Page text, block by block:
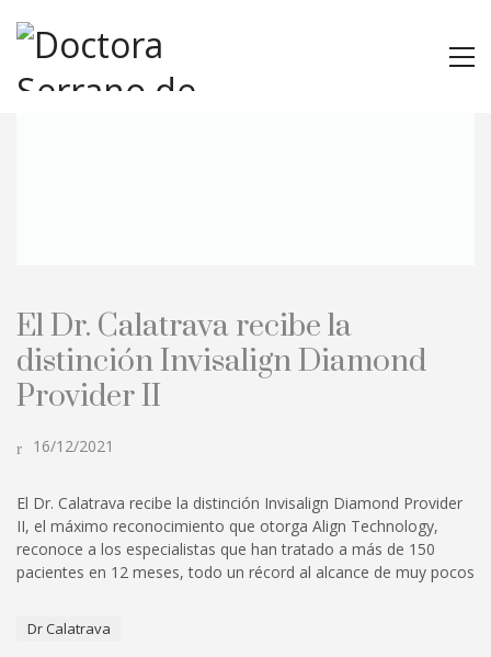
El Dr. Calatrava recibe la
distinción Invisalign Diamond
Provider II
16/12/2021
El Dr. Calatrava recibe la distinción Invisalign Diamond Provider
II, el máximo reconocimiento que otorga Align Technology,
reconoce a los especialistas que han tratado a más de 150
pacientes en 12 meses, todo un récord al alcance de muy pocos
Dr Calatrava